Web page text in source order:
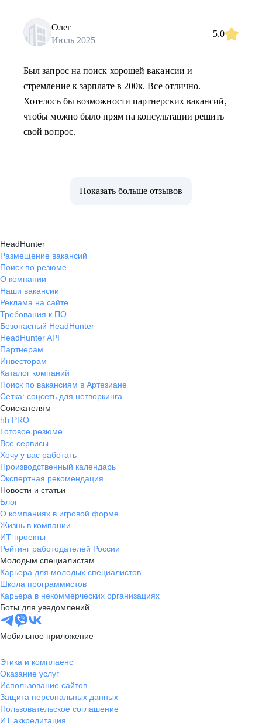
Олег
Июль 2025
5.0
Был запрос на поиск хорошей вакансии и
стремление к зарплате в 200к. Все отлично.
Хотелось бы возможности партнерских вакансий,
чтобы можно было прям на консультации решить
свой вопрос.
Показать больше отзывов
HeadHunter
Размещение вакансий
Поиск по резюме
О компании
Наши вакансии
Реклама на сайте
Требования к ПО
Безопасный HeadHunter
HeadHunter API
Партнерам
Инвесторам
Каталог компаний
Поиск по вакансиям в Артезиане
Сетка: соцсеть для нетворкинга
Соискателям
hh PRO
Готовое резюме
Все сервисы
Хочу у вас работать
Производственный календарь
Экспертная рекомендация
Новости и статьи
Блог
О компаниях в игровой форме
Жизнь в компании
ИТ-проекты
Рейтинг работодателей России
Молодым специалистам
Карьера для молодых специалистов
Школа программистов
Карьера в некоммерческих организациях
Боты для уведомлений
Мобильное приложение
Этика и комплаенс
Оказание услуг
Использование сайтов
Защита персональных данных
Пользовательское соглашение
ИТ аккредитация